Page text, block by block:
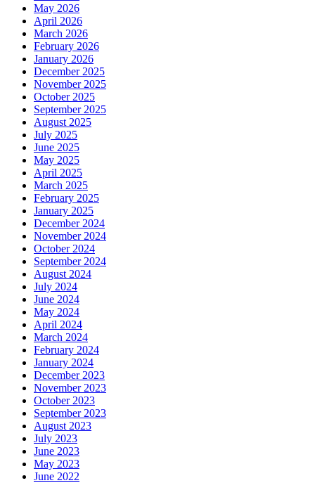
May 2026
April 2026
March 2026
February 2026
January 2026
December 2025
November 2025
October 2025
September 2025
August 2025
July 2025
June 2025
May 2025
April 2025
March 2025
February 2025
January 2025
December 2024
November 2024
October 2024
September 2024
August 2024
July 2024
June 2024
May 2024
April 2024
March 2024
February 2024
January 2024
December 2023
November 2023
October 2023
September 2023
August 2023
July 2023
June 2023
May 2023
June 2022